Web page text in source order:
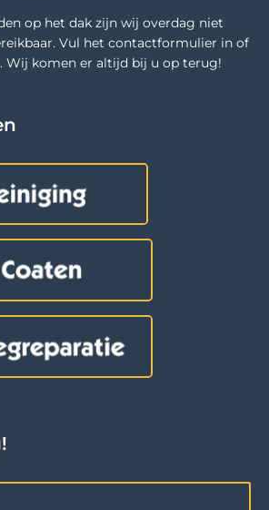
op het dak zijn wij overdag niet
Vul het contactformulier in of
Wij komen er altijd bij u op terug!